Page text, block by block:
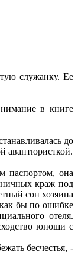
служанку. Ее
в книге
до
авантюристкой.
паспортом, она
краж под
сон хозяина
как бы по ошибке
отеля.
юноши с
бесчестья, -